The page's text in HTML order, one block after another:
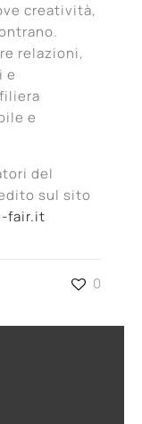
creatività,
relazioni,
e
e
del
sul sito
fair.it
0